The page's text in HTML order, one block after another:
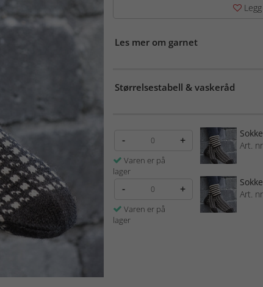
Les mer om garnet
Størrelsestabell & vaskeråd
- +
Varen er på
lager
Art.
- +
Varen er på
lager
Art.